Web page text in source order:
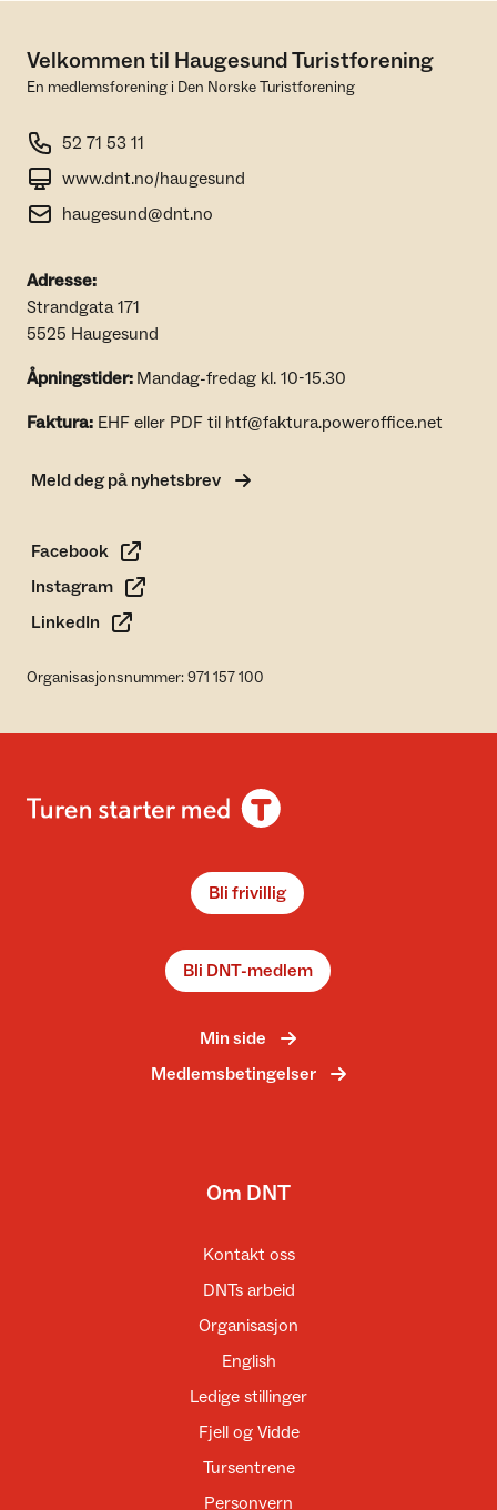
Velkommen til Haugesund Turistforening
En medlemsforening i Den Norske Turistforening
52 71 53 11
www.dnt.no/haugesund
haugesund@dnt.no
Adresse:
Strandgata 171
5525 Haugesund
Åpningstider: Mandag-fredag kl. 10-15.30
Faktura: EHF eller PDF til htf@faktura.poweroffice.net
Meld deg på nyhetsbrev
Facebook
Instagram
LinkedIn
Organisasjonsnummer: 971 157 100
Bli frivillig
Bli DNT-medlem
Min side
Medlemsbetingelser
Om DNT
Kontakt oss
DNTs arbeid
Organisasjon
English
Ledige stillinger
Fjell og Vidde
Tursentrene
Personvern